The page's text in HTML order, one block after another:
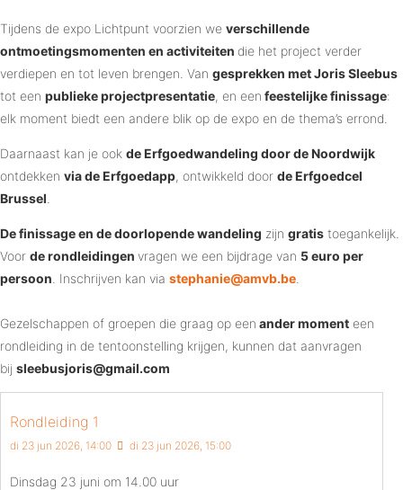
Tijdens de expo Lichtpunt voorzien we verschillende
ontmoetingsmomenten en activiteiten die het project verder
verdiepen en tot leven brengen. Van gesprekken met Joris Sleebus
tot een publieke projectpresentatie, en een feestelijke finissage:
elk moment biedt een andere blik op de expo en de thema’s errond.
Daarnaast kan je ook de Erfgoedwandeling door de Noordwijk
ontdekken via de Erfgoedapp, ontwikkeld door deErfgoedcel
Brussel
De finissage en de doorlopende wandeling zijn gratis toegankelijk.
Voor de rondleidingen vragen we een bijdrage van 5 euro per
persoon . Inschrijven kan via stephanie@amvb.be
Gezelschappen of groepen die graag op een ander moment een
rondleiding in de tentoonstelling krijgen, kunnen dat aanvragen
bij sleebusjoris@gmail.com
Rondleiding 1
di 23 jun 2026, 14:00 di 23 jun 2026, 15:00
Dinsdag 23 juni om 14.00 uur